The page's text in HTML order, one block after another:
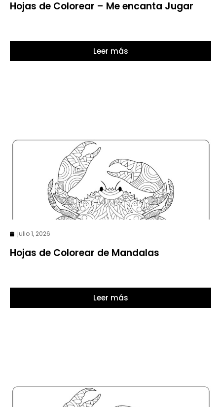
Hojas de Colorear – Me encanta Jugar
Leer más
julio 1, 2026
Hojas de Colorear de Mandalas
Leer más